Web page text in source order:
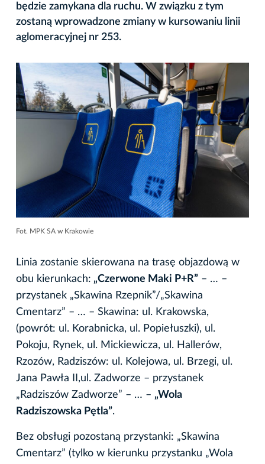
będzie zamykana dla ruchu. W związku z tym
zostaną wprowadzone zmiany w kursowaniu linii
aglomeracyjnej nr 253.
Fot. MPK SA w Krakowie
Linia zostanie skierowana na trasę objazdową w
obu kierunkach: „Czerwone Maki P+R” – … –
przystanek „Skawina Rzepnik”/„Skawina
Cmentarz” – … – Skawina: ul. Krakowska,
(powrót: ul. Korabnicka, ul. Popiełuszki), ul.
Pokoju, Rynek, ul. Mickiewicza, ul. Hallerów,
Rzozów, Radziszów: ul. Kolejowa, ul. Brzegi, ul.
Jana Pawła II,ul. Zadworze – przystanek
„Radziszów Zadworze” – … – „Wola
Radziszowska Pętla”.
Bez obsługi pozostaną przystanki: „Skawina
Cmentarz” (tylko w kierunku przystanku „Wola